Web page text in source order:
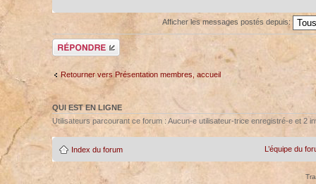
Afficher les messages postés depuis:
Répondre
Retourner vers Présentation membres, accueil
QUI EST EN LIGNE
Utilisateurs parcourant ce forum : Aucun-e utilisateur-trice enregistré-e et 2
Index du forum L’équipe du